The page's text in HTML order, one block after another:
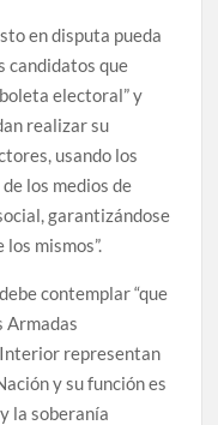
en disputa pueda
candidatos que
electoral” y
realizar su
usando los
los medios de
garantizándose
mismos”.
contemplar “que
Armadas
representan
y su función es
la soberanía